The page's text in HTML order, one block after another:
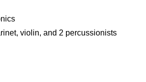
violin, and 2 percussionists